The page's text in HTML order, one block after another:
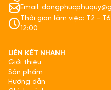
Email:
Thời gian làm việc: T2 -
12:00
LIÊN KẾT NHANH
Giới thiệu
Sản phẩm
Hướng dẫn